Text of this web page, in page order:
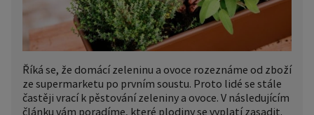
Říká se, že domácí zeleninu a ovoce rozeznáme od zboží
ze supermarketu po prvním soustu. Proto lidé se stále
častěji vrací k pěstování zeleniny a ovoce. V následujícím
článku vám poradíme, které plodiny se vyplatí zasadit.